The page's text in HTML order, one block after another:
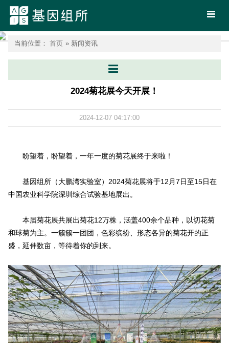
当前位置： 首页 » 新闻资讯
2024菊花展今天开展！
2024-12-07 04:17:00
盼望着，盼望着，一年一度的菊花展终于来啦！
基因组所（大鹏湾实验室）2024菊花展将于12月7日至15日在
中国农业科学院深圳综合试验基地展出。
本届菊花展共展出菊花12万株，涵盖400余个品种，以切花菊
和球菊为主。一簇簇一团团，色彩缤纷、形态各异的菊花开的正
盛，延伸数亩，等待着你的到来。